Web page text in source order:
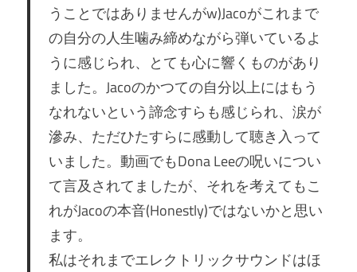
うことではありませんがw)Jacoがこれまで
の自分の人生噛み締めながら弾いているよ
うに感じられ、とても心に響くものがあり
ました。Jacoのかつての自分以上にはもう
なれないという諦念すらも感じられ、涙が
滲み、ただひたすらに感動して聴き入って
いました。動画でもDona Leeの呪いについ
て言及されてましたが、それを考えてもこ
れがJacoの本音(Honestly)ではないかと思い
ます。
私はそれまでエレクトリックサウンドはほ